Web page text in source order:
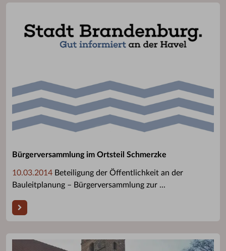
Bürgerversammlung im Ortsteil Schmerzke
10.03.2014 Beteiligung der Öffentlichkeit an der
Bauleitplanung – Bürgerversammlung zur ...